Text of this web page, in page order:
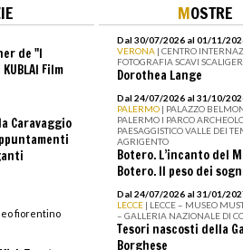
de "I
KUBLAI Film
Caravaggio
fiorentino
MOSTRE
Dal 30/07/2026 al 01/11/
VERONA | CENTRO
FOTOGRAFIA SCAVI
Dorothea Lange
Dal 24/07/2026 al 31/10/
PALERMO | PALAZZO
PALERMO I PARCO
PAESAGGISTICO VALLE DEI
AGRIGENTO
Botero. L’incanto del
Botero. Il peso dei
Dal 24/07/2026 al 31/01/
LECCE | LECCE – MUSEO
– GALLERIA NAZIONALE DI
Tesori nascosti della
Borghese